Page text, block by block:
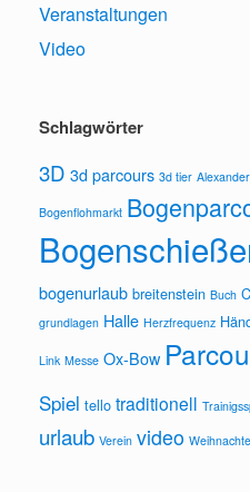
Veranstaltungen
Video
Schlagwörter
3D 3d parcours 3d tier
Bogenflohmarkt
bogenurlaub breitenstein Buch
grundlagen Halle Herzfrequenz
Link Messe Ox-Bow
Spiel tello traditionell
urlaub Verein video